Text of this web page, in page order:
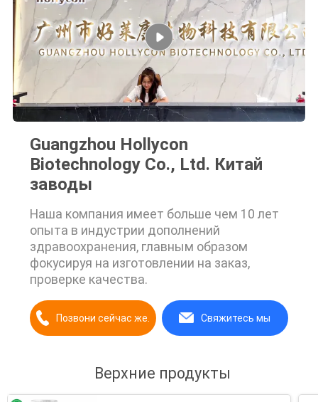
Guangzhou Hollycon
Biotechnology Co., Ltd. Китай
заводы
Наша компания имеет больше чем 10 лет
опыта в индустрии дополнений
здравоохранения, главным образом
фокусируя на изготовлении на заказ,
проверке качества.
Позвони сейчас же. Свяжитесь мы
Верхние продукты